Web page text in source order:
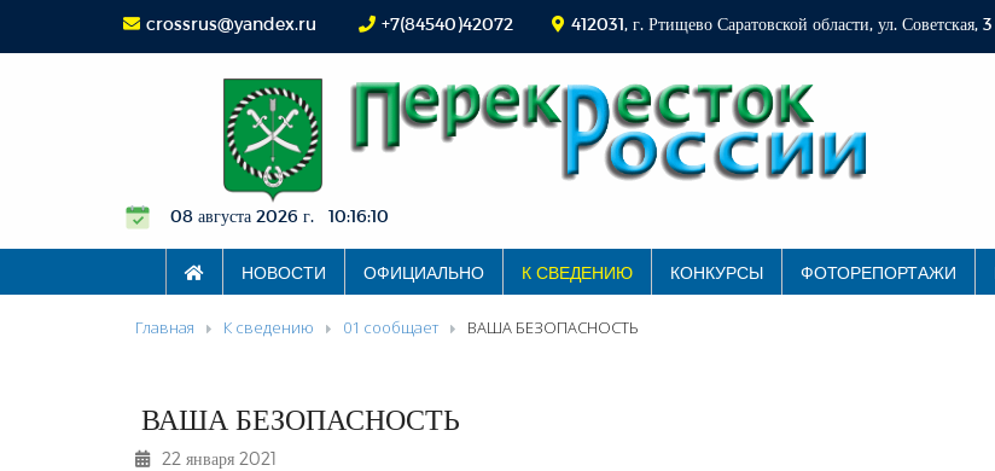
crossrus@yandex.ru +7(84540)42072 412031, г. Ртищево Саратовской области, ул. Советская, 3
08 августа 2026 г. 10:16:10
НОВОСТИ ОФИЦИАЛЬНО К СВЕДЕНИЮ КОНКУРСЫ ФОТОРЕПОРТАЖИ
Главная К сведению 01 сообщает ВАША БЕЗОПАСНОСТЬ
ВАША БЕЗОПАСНОСТЬ
22 января 2021